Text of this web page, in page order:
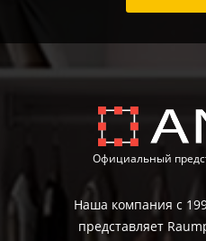
Официальный
Наша компания с
представляет